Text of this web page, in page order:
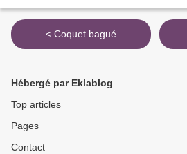
< Coquet bagué
Hébergé par Eklablog
Top articles
Pages
Contact